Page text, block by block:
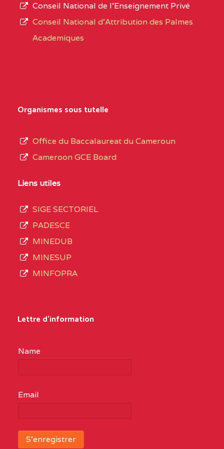
Conseil National de l’Enseignement Privé
Conseil National d'Attribution des Palmes
Academiques
Organismes sous tutelle
Office du Baccalaureat du Cameroun
Cameroon GCE Board
Liens utiles
SIGE SECTORIEL
PADESCE
MINEDUB
MINESUP
MINFOPRA
Lettre d'information
Name
Email